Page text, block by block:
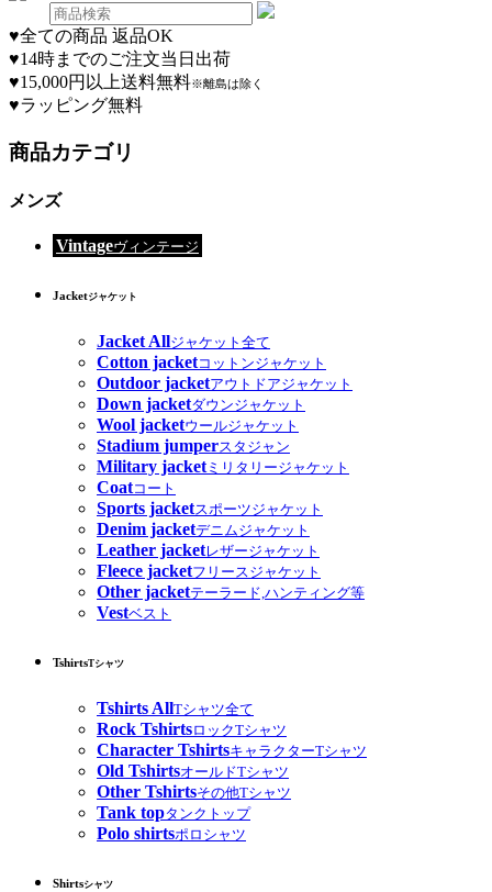
♥全ての商品 返品OK
♥14時までのご注文当日出荷
♥15,000円以上送料無料※離島は除く
♥ラッピング無料
商品カテゴリ
メンズ
Vintageヴィンテージ
Jacketジャケット
Jacket Allジャケット全て
Cotton jacketコットンジャケット
Outdoor jacketアウトドアジャケット
Down jacketダウンジャケット
Wool jacketウールジャケット
Stadium jumperスタジャン
Military jacketミリタリージャケット
Coatコート
Sports jacketスポーツジャケット
Denim jacketデニムジャケット
Leather jacketレザージャケット
Fleece jacketフリースジャケット
Other jacketテーラード,ハンティング等
Vestベスト
TshirtsTシャツ
Tshirts AllTシャツ全て
Rock TshirtsロックTシャツ
Character TshirtsキャラクターTシャツ
Old TshirtsオールドTシャツ
Other Tshirtsその他Tシャツ
Tank topタンクトップ
Polo shirtsポロシャツ
Shirtsシャツ